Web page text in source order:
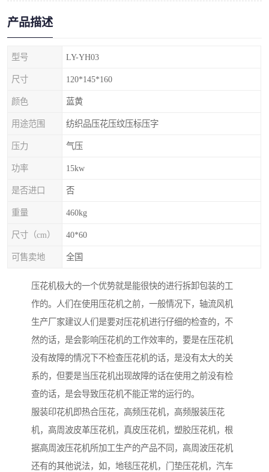
产品描述
型号 LY-YH03
尺寸 120*145*160
颜色 蓝黄
用途范围 纺织品压花压纹压标压字
压力 气压
功率 15kw
是否进口 否
重量 460kg
尺寸（cm） 40*60
可售卖地 全国
压花机极大的一个优势就是能很快的进行拆卸包装的工
作的。人们在使用压花机之前，一般情况下，轴流风机
生产厂家建议人们是要对压花机进行仔细的检查的，不
然的话，是会影响压花机的工作效率的，要是在压花机
没有故障的情况下不检查压花机的话，是没有太大的关
系的，但要是当压花机出现故障的话在使用之前没有检
查的话，是会导致压花机不能正常的运行的。
服装印花机即热合压花，高频压花机，高频服装压花
机，高周波皮革压花机，真皮压花机，塑胶压花机，根
据高周波压花机所加工生产的产品不同，高周波压花机
还有的其他说法，如，地毯压花机，门垫压花机，汽车